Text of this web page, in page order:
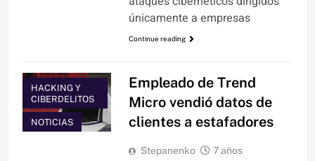
únicamente a empresas
Continue reading
HACKING Y
CIBERDELITOS
NOTICIAS
Empleado de Trend
Micro vendió datos de
clientes a estafadores
Stepanenko
7 años